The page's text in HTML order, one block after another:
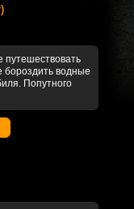
путешествовать
бороздить водные
Попутного